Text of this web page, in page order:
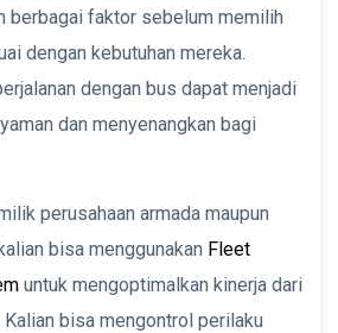
berbagai faktor sebelum memilih
dengan kebutuhan mereka.
dengan bus dapat menjadi
dan menyenangkan bagi
perusahaan armada maupun
bisa menggunakan Fleet
untuk mengoptimalkan kinerja dari
bisa mengontrol perilaku